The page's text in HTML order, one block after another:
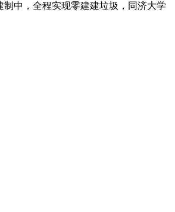
中，全程实现零建建垃圾，同济大学